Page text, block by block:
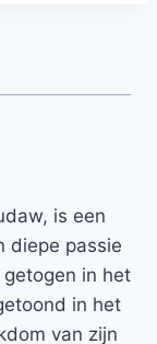
is een
diepe passie
in het
in het
van zijn